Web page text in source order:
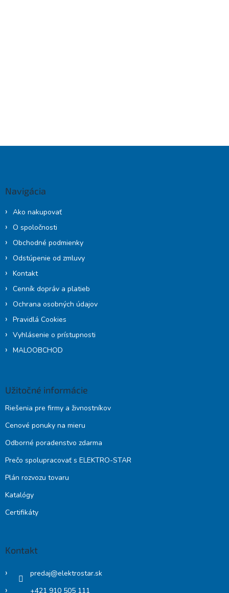
Navigácia
Ako nakupovať
O spoločnosti
Obchodné podmienky
Odstúpenie od zmluvy
Kontakt
Cenník dopráv a platieb
Ochrana osobných údajov
Pravidlá Cookies
Vyhlásenie o prístupnosti
MALOOBCHOD
Užitočné informácie
Riešenia pre firmy a živnostníkov
Cenové ponuky na mieru
Odborné poradenstvo zdarma
Prečo spolupracovať s ELEKTRO-STAR
Plán rozvozu tovaru
Katalógy
Certifikáty
Kontakt
predaj@elektrostar.sk
+421 910 505 111